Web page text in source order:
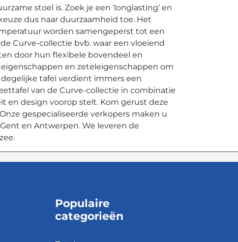
stoel is. Zoek je een ‘longlasting’ en
dus naar duurzaamheid toe. Het
worden samengeperst tot een
Curve-collectie bvb. waar een vloeiend
door hun flexibele bovendeel en
en zeteleigenschappen om
tafel verdient immers een
van de Curve-collectie in combinatie
en design voorop stelt. Kom gerust deze
gespecialiseerde verkopers maken u
en Antwerpen. We leveren de
Populaire
categorieën